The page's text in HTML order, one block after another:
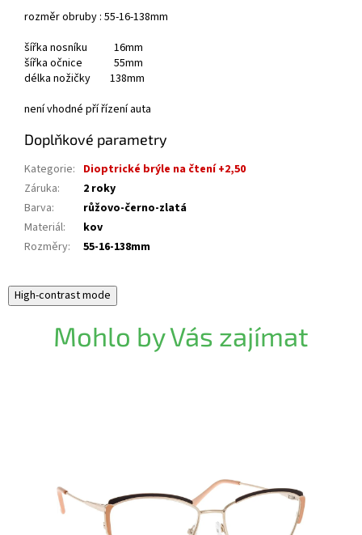
rozměr obruby : 55-16-138mm
šířka nosníku 16mm
šířka očnice 55mm
délka nožičky 138mm
není vhodné pří řízení auta
Doplňkové parametry
Kategorie: Dioptrické brýle na čtení +2,50
Záruka:
2 roky
Barva:
růžovo-černo-zlatá
Materiál:
kov
Rozměry: 55-16-138mm
High-contrast mode
Mohlo by Vás zajímat